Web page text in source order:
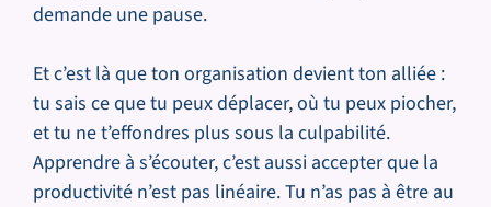
demande une pause.
Et c’est là que ton organisation devient ton alliée :
tu sais ce que tu peux déplacer, où tu peux piocher,
et tu ne t’effondres plus sous la culpabilité.
Apprendre à s’écouter, c’est aussi accepter que la
productivité n’est pas linéaire. Tu n’as pas à être au